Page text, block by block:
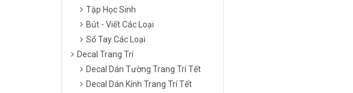
Tập Học Sinh
Bút - Viết Các Loại
Sổ Tay Các Loại
Decal Trang Trí
Decal Dán Tường Trang Trí Tết
Decal Dán Kính Trang Trí Tết